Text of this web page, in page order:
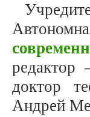
доктор
Андрей